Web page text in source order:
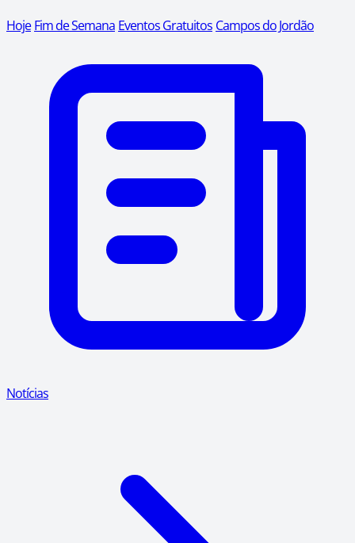
Hoje Fim de Semana Eventos Gratuitos Campos do Jordão
Notícias